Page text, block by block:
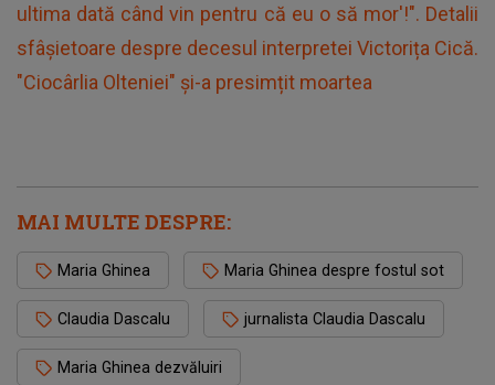
ultima dată când vin pentru că eu o să mor'!". Detalii
sfâșietoare despre decesul interpretei Victorița Cică.
"Ciocârlia Olteniei" și-a presimțit moartea
MAI MULTE DESPRE:
Maria Ghinea Maria Ghinea despre fostul sot
Claudia Dascalu jurnalista Claudia Dascalu
Maria Ghinea dezvăluiri